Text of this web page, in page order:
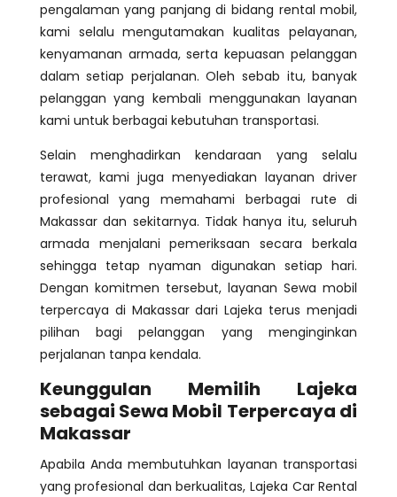
pengalaman yang panjang di bidang rental mobil,
kami selalu mengutamakan kualitas pelayanan,
kenyamanan armada, serta kepuasan pelanggan
dalam setiap perjalanan. Oleh sebab itu, banyak
pelanggan yang kembali menggunakan layanan
kami untuk berbagai kebutuhan transportasi.
Selain menghadirkan kendaraan yang selalu
terawat, kami juga menyediakan layanan driver
profesional yang memahami berbagai rute di
Makassar dan sekitarnya. Tidak hanya itu, seluruh
armada menjalani pemeriksaan secara berkala
sehingga tetap nyaman digunakan setiap hari.
Dengan komitmen tersebut, layanan Sewa mobil
terpercaya di Makassar dari Lajeka terus menjadi
pilihan bagi pelanggan yang menginginkan
perjalanan tanpa kendala.
Keunggulan Memilih Lajeka
sebagai Sewa Mobil Terpercaya di
Makassar
Apabila Anda membutuhkan layanan transportasi
yang profesional dan berkualitas, Lajeka Car Rental